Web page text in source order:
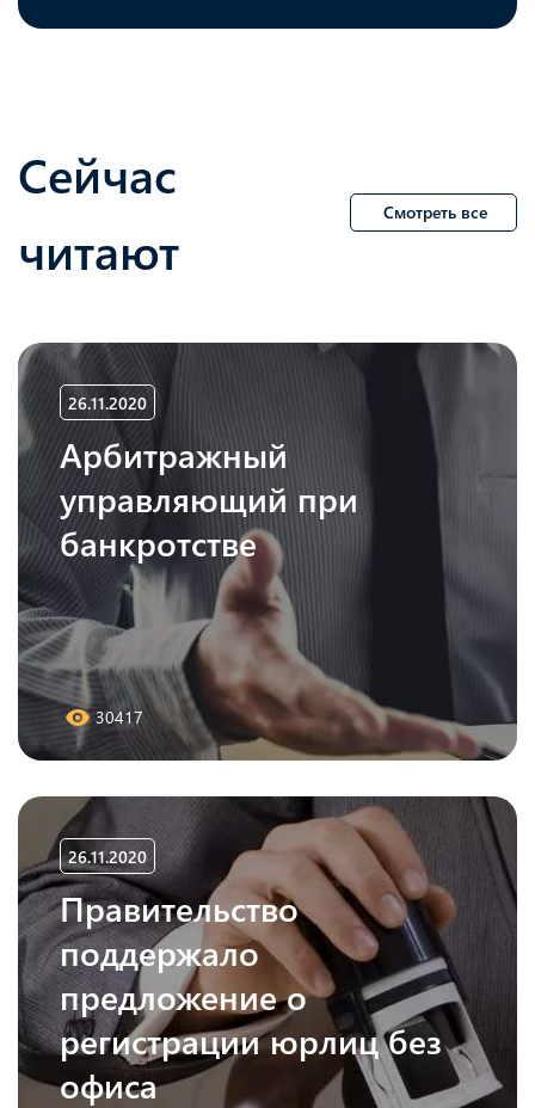
Сейчас
читают
Смотреть все
26.11.2020
Арбитражный
управляющий при
банкротстве
30417
26.11.2020
Правительство
поддержало
предложение о
регистрации юрлиц без
офиса